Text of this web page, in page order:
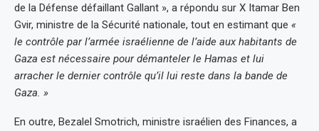
de la Défense défaillant Gallant », a répondu sur X Itamar Ben
Gvir, ministre de la Sécurité nationale, tout en estimant que «
le contrôle par l’armée israélienne de l’aide aux habitants de
Gaza est nécessaire pour démanteler le Hamas et lui
arracher le dernier contrôle qu’il lui reste dans la bande de
Gaza. »
En outre, Bezalel Smotrich, ministre israélien des Finances, a